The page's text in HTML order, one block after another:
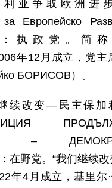
亚争取欧洲进
за Европейско
：执政党。简
年12月成立，党主
БОРИСОВ）。
续改变—民主保加
–
野党。“我们继续改
年4月成立，基里尔